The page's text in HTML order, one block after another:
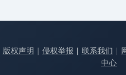
版权声明 | 侵权举报 | 联系我们 |
中心